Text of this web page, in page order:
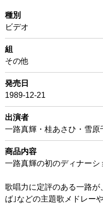
種別
ビデオ
組
その他
発売日
1989-12-21
出演者
一路真輝・桂あさひ・雪原
商品内容
一路真輝の初のディナーシ
歌唱力に定評のある一路が
ば｣などの主題歌メドレー